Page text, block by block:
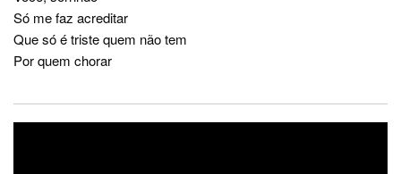
Só me faz acreditar
Que só é triste quem não tem
Por quem chorar